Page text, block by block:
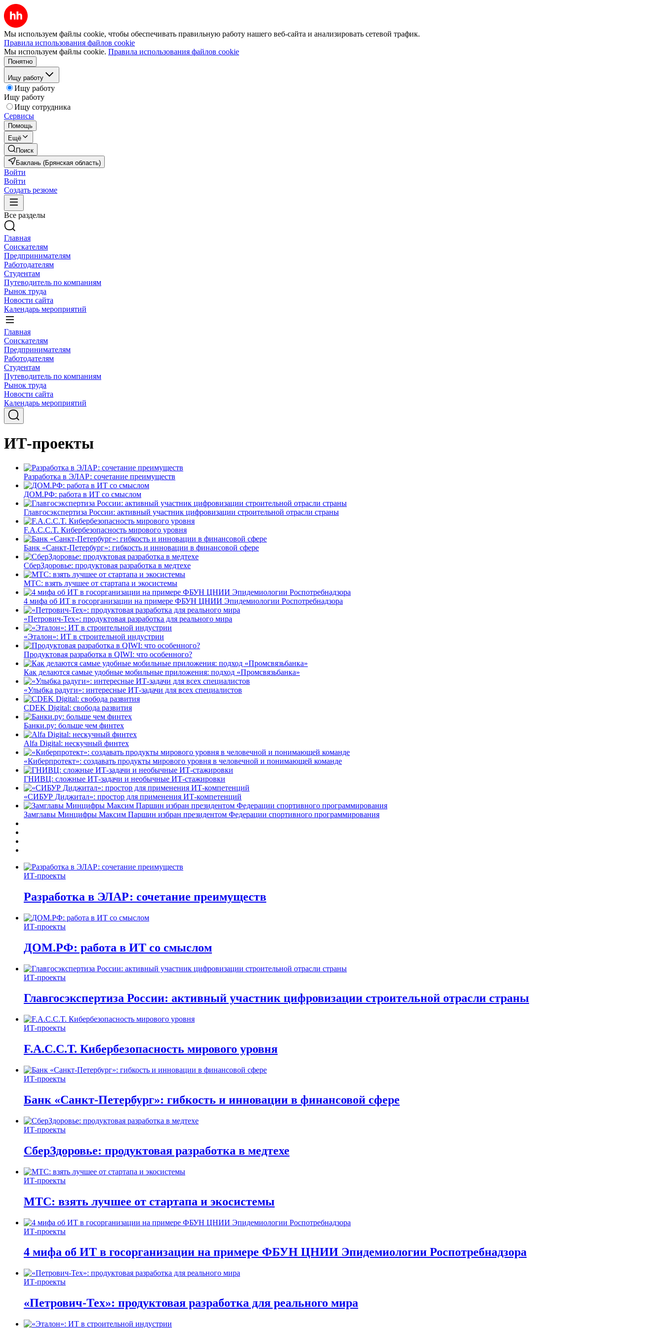
Мы используем файлы cookie, чтобы обеспечивать правильную работу нашего веб-сайта и анализировать сетевой трафик.
Правила использования файлов cookie
Мы используем файлы cookie. Правила использования файлов cookie
Понятно
Ищу работу
Ищу работу
Ищу работу
Ищу сотрудника
Сервисы
Помощь
Ещё
Поиск
Баклань (Брянская область)
Войти
Войти
Создать резюме
Все разделы
Главная
Соискателям
Предпринимателям
Работодателям
Студентам
Путеводитель по компаниям
Рынок труда
Новости сайта
Календарь мероприятий
Главная
Соискателям
Предпринимателям
Работодателям
Студентам
Путеводитель по компаниям
Рынок труда
Новости сайта
Календарь мероприятий
ИТ-проекты
Разработка в ЭЛАР: сочетание преимуществ
ДОМ.РФ: работа в ИТ со смыслом
Главгосэкспертиза России: активный участник цифровизации строительной отрасли страны
F.A.C.C.T. Кибербезопасность мирового уровня
Банк «Санкт-Петербург»: гибкость и инновации в финансовой сфере
СберЗдоровье: продуктовая разработка в медтехе
МТС: взять лучшее от стартапа и экосистемы
4 мифа об ИТ в госорганизации на примере ФБУН ЦНИИ Эпидемиологии Роспотребнадзора
«Петрович-Тех»: продуктовая разработка для реального мира
«Эталон»: ИТ в строительной индустрии
Продуктовая разработка в QIWI: что особенного?
Как делаются самые удобные мобильные приложения: подход «Промсвязьбанка»
«Улыбка радуги»: интересные ИТ-задачи для всех специалистов
CDEK Digital: свобода развития
Банки.ру: больше чем финтех
Alfa Digital: нескучный финтех
«Киберпротект»: создавать продукты мирового уровня в человечной и понимающей команде
ГНИВЦ: сложные ИТ‑задачи и необычные ИТ‑стажировки
«СИБУР Диджитал»: простор для применения ИТ-компетенций
Замглавы Минцифры Максим Паршин избран президентом Федерации спортивного программирования
ИТ-проекты
Разработка в ЭЛАР: сочетание преимуществ
ИТ-проекты
ДОМ.РФ: работа в ИТ со смыслом
ИТ-проекты
Главгосэкспертиза России: активный участник цифровизации строительной отрасли страны
ИТ-проекты
F.A.C.C.T. Кибербезопасность мирового уровня
ИТ-проекты
Банк «Санкт-Петербург»: гибкость и инновации в финансовой сфере
ИТ-проекты
СберЗдоровье: продуктовая разработка в медтехе
ИТ-проекты
МТС: взять лучшее от стартапа и экосистемы
ИТ-проекты
4 мифа об ИТ в госорганизации на примере ФБУН ЦНИИ Эпидемиологии Роспотребнадзора
ИТ-проекты
«Петрович-Тех»: продуктовая разработка для реального мира